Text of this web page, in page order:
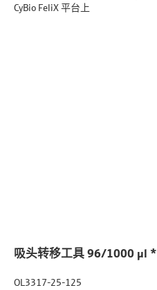
CyBio FeliX 平台上
吸头转移工具 96/1000 µl *
OL3317-25-125